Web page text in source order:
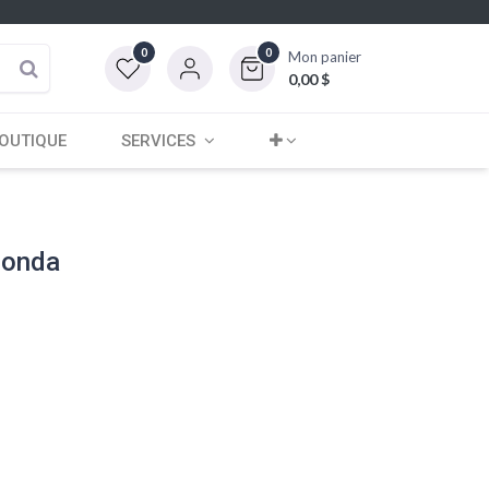
0 0 Mon panier
0,00$
SERVICES